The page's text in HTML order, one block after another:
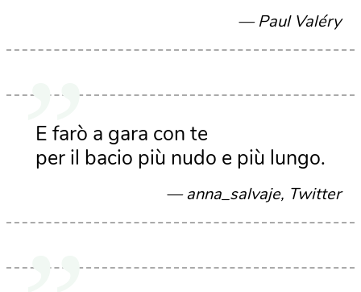
Paul Valéry
E farò a gara con te
per il bacio più nudo e più lungo.
anna_salvaje, Twitter